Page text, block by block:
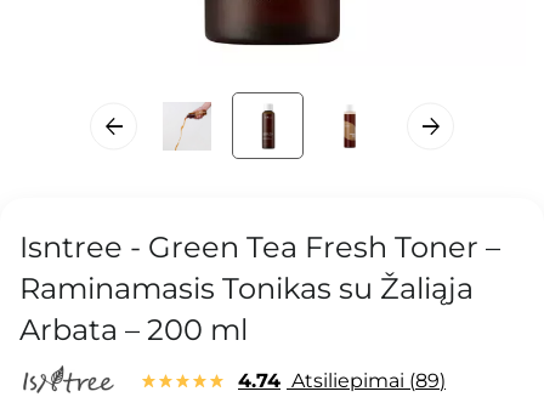
Isntree - Green Tea Fresh Toner –
Raminamasis Tonikas su Žaliąja
Arbata – 200 ml
4.74 Atsiliepimai 89